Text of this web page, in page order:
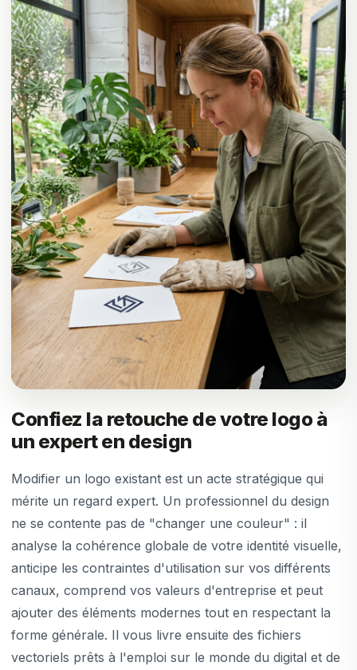
Confiez la retouche de votre logo à
un expert en design
Modifier un logo existant est un acte stratégique qui
mérite un regard expert. Un professionnel du design
ne se contente pas de "changer une couleur" : il
analyse la cohérence globale de votre identité visuelle,
anticipe les contraintes d'utilisation sur vos différents
canaux, comprend vos valeurs d'entreprise et peut
ajouter des éléments modernes tout en respectant la
forme générale. Il vous livre ensuite des fichiers
vectoriels prêts à l'emploi sur le monde du digital et de